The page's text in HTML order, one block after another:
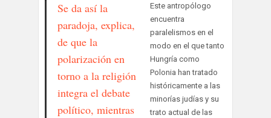
Se da así la
paradoja, explica,
de que la
polarización en
torno a la religión
integra el debate
político, mientras
Este antropólogo
encuentra
paralelismos en el
modo en el que tanto
Hungría como
Polonia han tratado
históricamente a las
minorías judías y su
trato actual de las